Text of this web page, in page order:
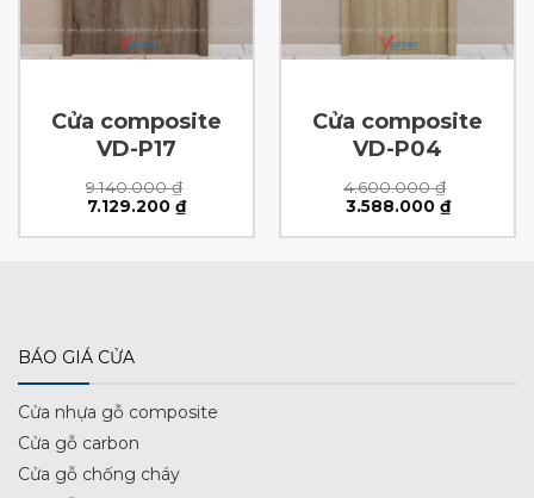
Cửa composite
VD-P17
9.140.000₫
Giá
là:
7.129.200 ₫Giá
tại
Cửa composite
VD-P04
4.600.000₫
Giá
là:
3.588.000 ₫Giá
tại
BÁO GIÁ CỬA
Cửa nhựa gỗ composite
Cửa gỗ carbon
Cửa gỗ chống cháy